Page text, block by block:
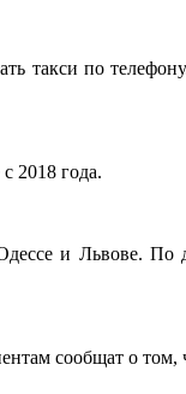
такси по
2018 года.
и Львове. По
сообщат о том,